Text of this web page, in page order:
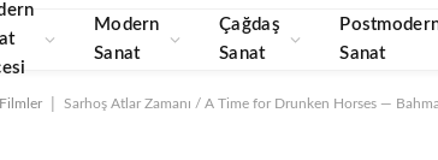
Modern
Sanat
Çağdaş
Sanat
Sanat
Sarhoş Atlar Zamanı / A Time for Drunken Horses —